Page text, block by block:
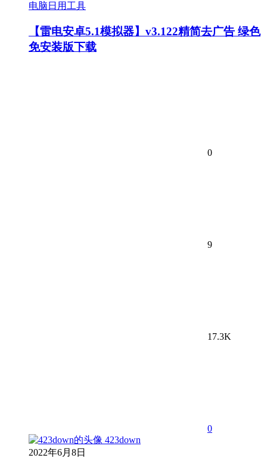
电脑日用工具
【雷电安卓5.1模拟器】v3.122精简去广告 绿色
免安装版下载
0
9
17.3K
0
423down
2022年6月8日